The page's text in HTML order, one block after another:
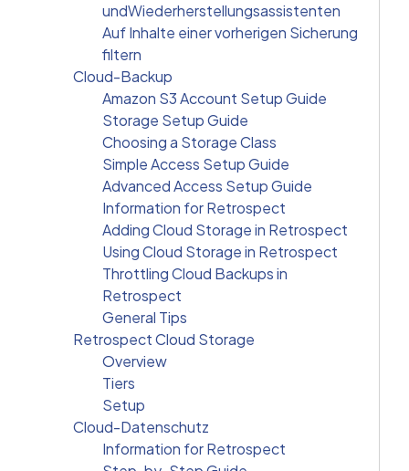
undWiederherstellungsassistenten
Auf Inhalte einer vorherigen Sicherung
filtern
Cloud-Backup
Amazon S3 Account Setup Guide
Storage Setup Guide
Choosing a Storage Class
Simple Access Setup Guide
Advanced Access Setup Guide
Information for Retrospect
Adding Cloud Storage in Retrospect
Using Cloud Storage in Retrospect
Throttling Cloud Backups in
Retrospect
General Tips
Retrospect Cloud Storage
Overview
Tiers
Setup
Cloud-Datenschutz
Information for Retrospect